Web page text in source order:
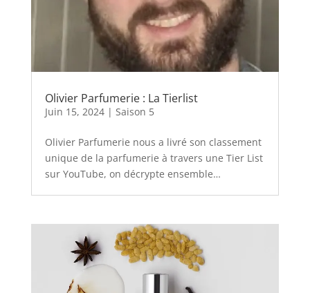
Olivier Parfumerie : La Tierlist
Juin 15, 2024| Saison 5
Olivier Parfumerie nous a livré son classement
unique de la parfumerie à travers une Tier List
sur YouTube, on décrypte ensemble…